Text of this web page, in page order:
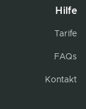
Hilfe
Tarife
FAQs
Kontakt